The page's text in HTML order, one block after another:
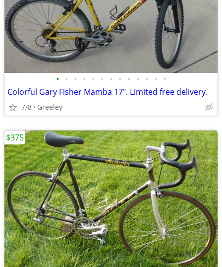
• • • • • • • • • • • • •
Colorful Gary Fisher Mamba 17". Limited free delivery.
7/8 Greeley
$375